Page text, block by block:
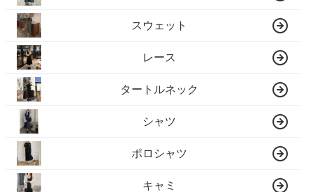
スウェット
レース
タートルネック
シャツ
ポロシャツ
キャミ